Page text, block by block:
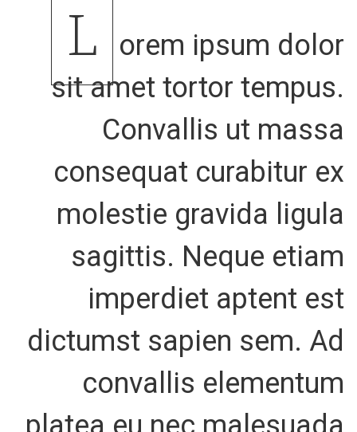
L orem ipsum dolor
sit amet tortor tempus.
Convallis ut massa
consequat curabitur ex
molestie gravida ligula
sagittis. Neque etiam
imperdiet aptent est
dictumst sapien sem. Ad
convallis elementum